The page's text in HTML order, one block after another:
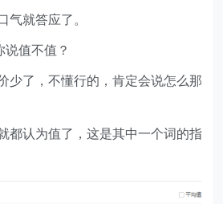
气就答应了。
值不值？
少了，不懂行的，肯定会说怎么那
都认为值了，这是其中一个词的指